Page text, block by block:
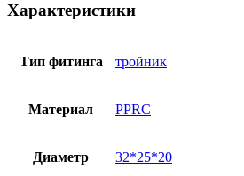
Характеристики
Тип фитинга тройник
Материал PPRC
Диаметр 32*25*20